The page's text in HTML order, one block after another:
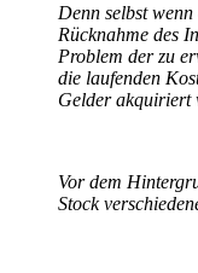
Denn selbst
Rücknahme des
Problem der zu
die laufenden
Gelder akquiriert
Vor dem
Stock